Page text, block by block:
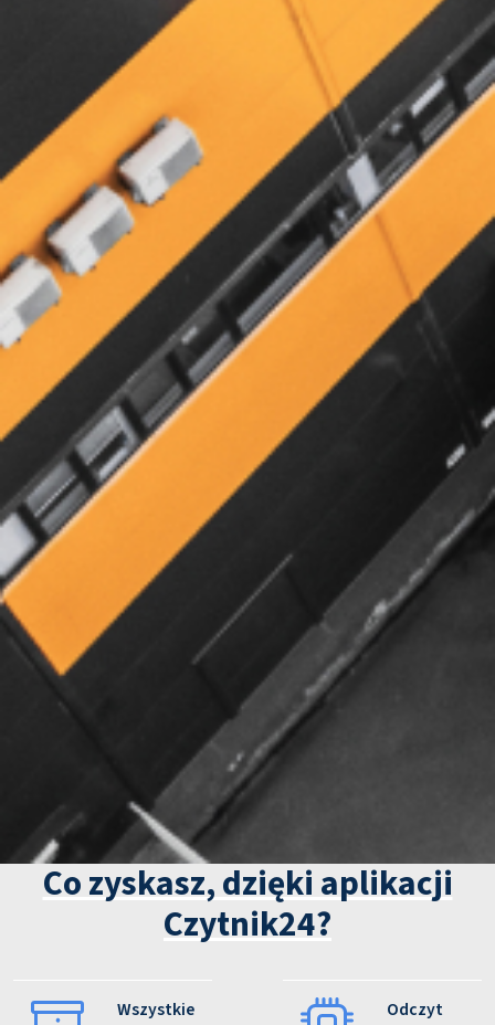
Co zyskasz, dzięki aplikacji
Czytnik24?
Wszystkie
Odczyt